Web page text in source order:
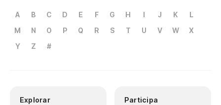
A B C D E F G H I J K
L
M
N O P Q R S T U V W
X
Y
Z #
Explorar Participa